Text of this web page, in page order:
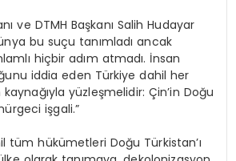
ve DTMH Başkanı Salih Hudayar
bu suçu tanımladı ancak
hiçbir adım atmadı. İnsan
iddia eden Türkiye dahil her
yüzleşmelidir: Çin’in Doğu
işgali.”
tüm hükümetleri Doğu Türkistan’ı